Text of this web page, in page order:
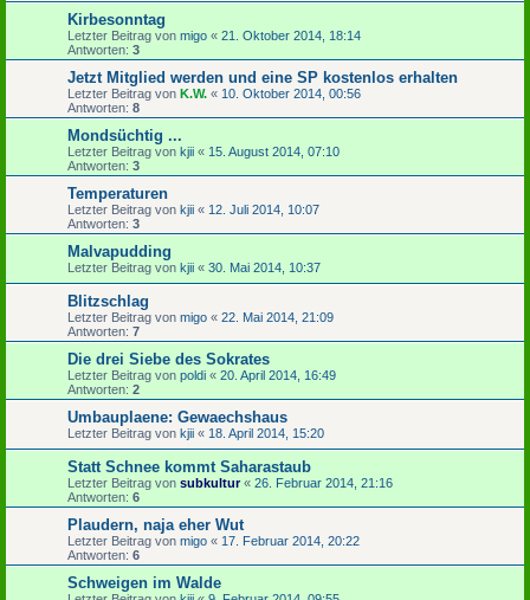
Kirbesonntag
Letzter Beitrag von migo « 21. Oktober 2014, 18:14
Antworten: 3
Jetzt Mitglied werden und eine SP kostenlos erhalten
Letzter Beitrag von K.W. « 10. Oktober 2014, 00:56
Antworten: 8
Mondsüchtig ...
Letzter Beitrag von kjii « 15. August 2014, 07:10
Antworten: 3
Temperaturen
Letzter Beitrag von kjii « 12. Juli 2014, 10:07
Antworten: 3
Malvapudding
Letzter Beitrag von kjii « 30. Mai 2014, 10:37
Blitzschlag
Letzter Beitrag von migo « 22. Mai 2014, 21:09
Antworten: 7
Die drei Siebe des Sokrates
Letzter Beitrag von poldi « 20. April 2014, 16:49
Antworten: 2
Umbauplaene: Gewaechshaus
Letzter Beitrag von kjii « 18. April 2014, 15:20
Statt Schnee kommt Saharastaub
Letzter Beitrag von subkultur« 26. Februar 2014, 21:16
Antworten: 6
Plaudern, naja eher Wut
Letzter Beitrag von migo « 17. Februar 2014, 20:22
Antworten: 6
Schweigen im Walde